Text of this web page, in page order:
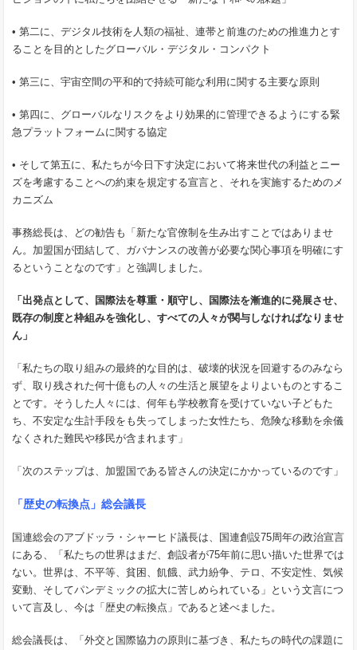
• 第二に、デジタル技術を人類の福祉、連帯と前進のための推進力とす
ることを目的としたグローバル・デジタル・コンパクト
• 第三に、宇宙空間の平和的で持続可能な利用に関する主要な原則
• 第四に、グローバルなリスクをより効果的に管理できるようにする緊
急プラットフォームに関する協定
• そして第五に、私たちが今日下す決定において将来世代の利益とニー
ズを考慮することへの約束を規定する宣言と、それを実施するためのメ
カニズム
事務総長は、どの勧告も「新たな官僚制を生み出すことではありませ
ん。加盟国が団結して、ガバナンスの改善が必要な関心事項を明確にす
るということなのです」と強調しました。
「出発点として、国際法を尊重・順守し、国際法を漸進的に発展させ、
既存の制度と枠組みを強化し、すべての人々が関与しなければなりませ
ん」
「私たちの取り組みの最終的な目的は、破壊的状況を回避するのみなら
ず、取り残された何十億もの人々の生活と展望をよりよいものとするこ
とです。そうした人々には、何年も学校教育を受けていない子どもた
ち、不安定な生計手段をも失ってしまった女性たち、危険な移動を余儀
なくされた難民や移民が含まれます」
「次のステップは、加盟国である皆さんの決定にかかっているのです」
「歴史の転換点」総会議長
国連総会のアブドッラ・シャーヒド議長は、国連創設75周年の政治宣言
にある、「私たちの世界はまだ、創設者が75年前に思い描いた世界では
ない。世界は、不平等、貧困、飢餓、武力紛争、テロ、不安定性、気候
変動、そしてパンデミックの拡大に苦しめられている」という文言につ
いて言及し、今は「歴史の転換点」であると述べました。
総会議長は、「外交と国際協力の原則に基づき、私たちの時代の課題に